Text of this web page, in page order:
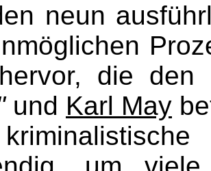
neun
die
und Karl May